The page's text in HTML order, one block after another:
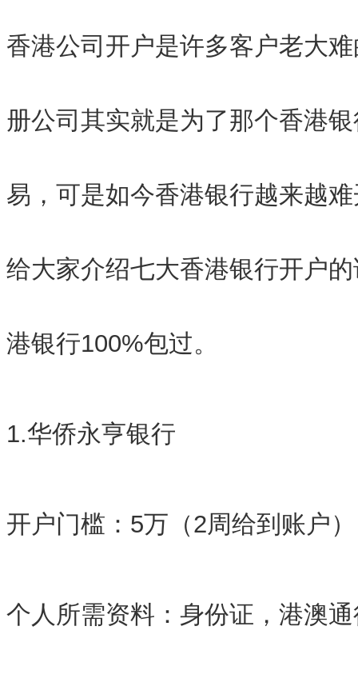
香港公司开户是许多客户老大
册公司其实就是为了那个香港
易，可是如今香港银行越来越
给大家介绍七大香港银行开户
港银行100%包过。
1.华侨永亨银行
开户门槛：5万（2周给到账户）
个人所需资料：身份证，港澳